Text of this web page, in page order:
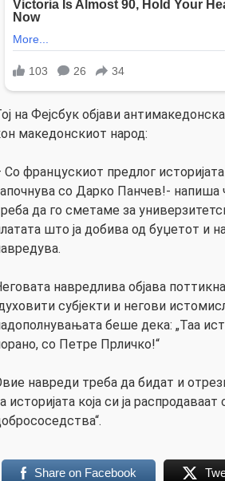
на Фејсбук објави
македонскиот народ:
Со францускиот предлог
со Дарко Панчев!- напиша
да го сметаме за
што ја добива од буџетот и
навредлива објава
субјекти и негови
беше дека: „Таа
со Петре Прличко!“
навреди треба да бидат и
историјата која си ја
Share on Facebook